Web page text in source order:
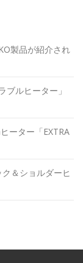
製品が紹介され
ルヒーター」
ーター「EXTRA
＆ショルダーヒ